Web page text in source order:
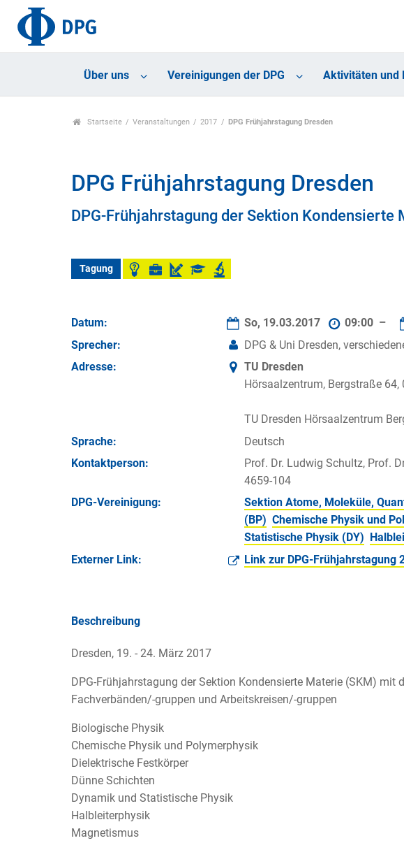
Über uns Vereinigungen der DPG Aktivitäten und
Startseite Veranstaltungen 2017 DPG Frühjahrstagung Dresden
DPG Frühjahrstagung Dresden
DPG-Frühjahrstagung der Sektion Kondensierte
Tagung
Datum: So, 19.03.2017 09:00 –
Sprecher:
DPG & Uni Dresden,
Adresse:
TU Dresden
Hörsaalzentrum, Bergstraße
TU Dresden Hörsaalzentrum
Sprache:
Deutsch
Kontakt­person:
Prof. Dr. Ludwig Schultz, Prof.
4659-104
DPG-Vereinigung:
Sektion Atome, Moleküle,
(BP) Chemische Physik und
Statistische Physik (DY)
Externer Link:
Link zur DPG-Frühjahrstagung
Beschreibung
Dresden, 19. - 24. März 2017
DPG-Frühjahrstagung der Sektion Kondensierte Materie (SKM) mit
Fachverbänden/-gruppen und Arbeitskreisen/-gruppen
Biologische Physik
Chemische Physik und Polymerphysik
Dielektrische Festkörper
Dünne Schichten
Dynamik und Statistische Physik
Halbleiterphysik
Magnetismus